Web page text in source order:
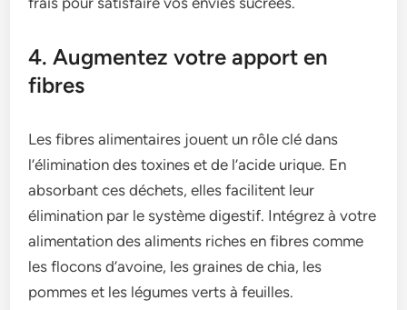
4. Augmentez votre apport en
fibres
Les fibres alimentaires jouent un rôle clé dans
l’élimination des toxines et de l’acide urique. En
absorbant ces déchets, elles facilitent leur
élimination par le système digestif. Intégrez à votre
alimentation des aliments riches en fibres comme
les flocons d’avoine, les graines de chia, les
pommes et les légumes verts à feuilles.